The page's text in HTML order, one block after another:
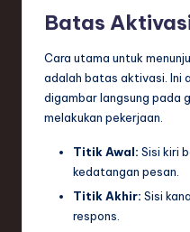
Batas
Cara utama untuk
adalah batas aktivasi. Ini
digambar langsung pada
melakukan pekerjaan.
Titik Awal: Sisi kiri
kedatangan pesan.
Titik Akhir: Sisi
respons.